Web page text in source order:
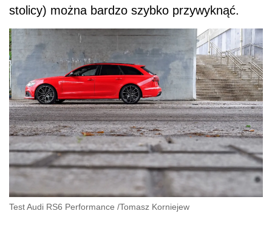
stolicy) można bardzo szybko przywyknąć.
Test Audi RS6 Performance /Tomasz Korniejew